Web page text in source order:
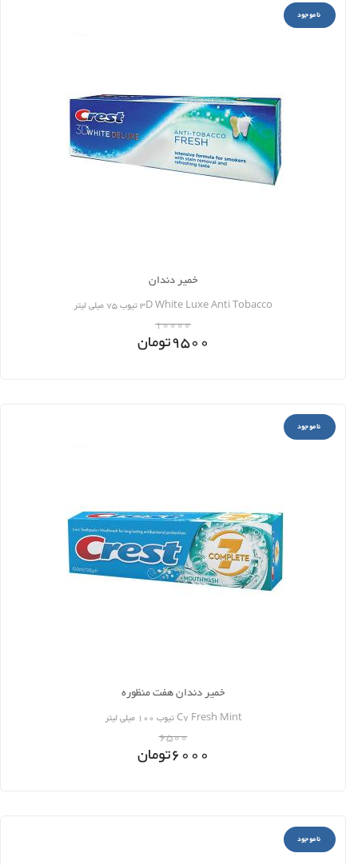
ناموجود
خمیر دندان
3D White Luxe Anti Tobacco تیوب 75 میلی لیتر
10000
9500تومان
ناموجود
خمیر دندان هفت منظوره‌
C7 Fresh Mint تیوب 100 میلی لیتر
6500
6000تومان
ناموجود